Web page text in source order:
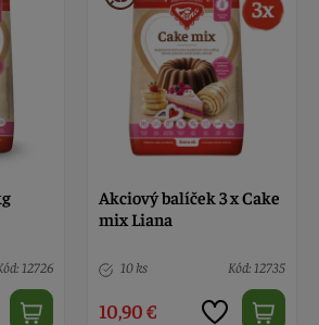
12726
Akciový balíček 3 x Cake
mix Liana
10 ks Kód: 12735
10,90 €